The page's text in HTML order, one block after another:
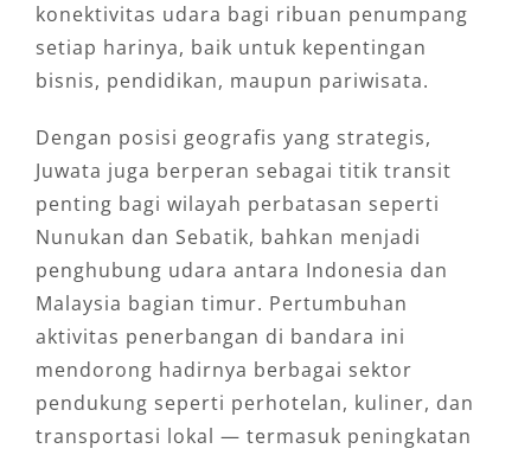
konektivitas udara bagi ribuan penumpang
setiap harinya, baik untuk kepentingan
bisnis, pendidikan, maupun pariwisata.
Dengan posisi geografis yang strategis,
Juwata juga berperan sebagai titik transit
penting bagi wilayah perbatasan seperti
Nunukan dan Sebatik, bahkan menjadi
penghubung udara antara Indonesia dan
Malaysia bagian timur. Pertumbuhan
aktivitas penerbangan di bandara ini
mendorong hadirnya berbagai sektor
pendukung seperti perhotelan, kuliner, dan
transportasi lokal — termasuk peningkatan